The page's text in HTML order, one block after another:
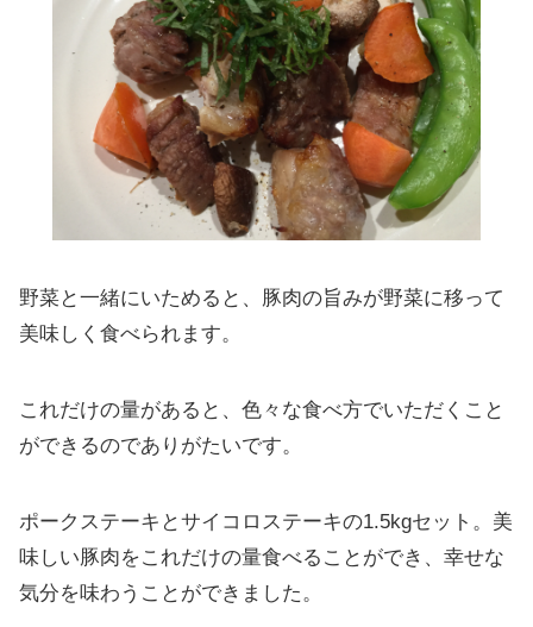
野菜と一緒にいためると、豚肉の旨みが野菜に移って
美味しく食べられます。
これだけの量があると、色々な食べ方でいただくこと
ができるのでありがたいです。
ポークステーキとサイコロステーキの1.5kgセット。美
味しい豚肉をこれだけの量食べることができ、幸せな
気分を味わうことができました。